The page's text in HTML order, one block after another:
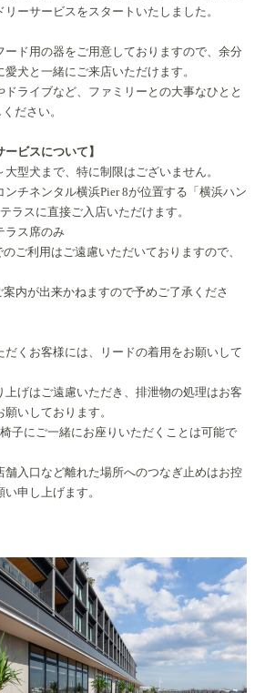
ーサービスをスタートいたしました。
ード用の器をご用意しておりますので、余分
犬と一緒にご来店いただけます。
ライブなど、ファミリーとの大事なひとと
ださい。
ービスについて】
大型犬まで、特に制限はございません。
ンチネンタル横浜Pier 8が位置する「横浜ハン
ラスに直接ご入店いただけます。
ラス席のみ
ご利用はご遠慮いただいておりますので、
内が出来かねますので予めご了承くださ
だくお客様には、リードの着用をお願いして
上げはご遠慮いただき、排泄物の処理はお客
いしております。
子にご一緒にお座りいただくことは可能で
舗入口など離れた場所へのつなぎ止めはお控
申し上げます。